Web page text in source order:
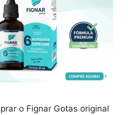
o Fignar Gotas original